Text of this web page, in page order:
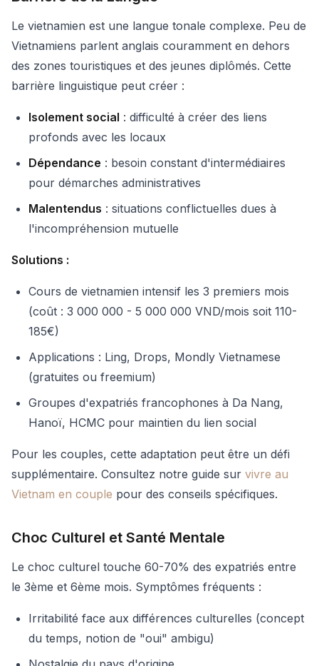
Le vietnamien est une langue tonale complexe. Peu de
Vietnamiens parlent anglais couramment en dehors
des zones touristiques et des jeunes diplômés. Cette
barrière linguistique peut créer :
Isolement social : difficulté à créer des liens
profonds avec les locaux
Dépendance : besoin constant d'intermédiaires
pour démarches administratives
Malentendus : situations conflictuelles dues à
l'incompréhension mutuelle
Solutions :
Cours de vietnamien intensif les 3 premiers mois
(coût : 3 000 000 - 5 000 000 VND/mois soit 110-
185€)
Applications : Ling, Drops, Mondly Vietnamese
(gratuites ou freemium)
Groupes d'expatriés francophones à Da Nang,
Hanoï, HCMC pour maintien du lien social
Pour les couples, cette adaptation peut être un défi
supplémentaire. Consultez notre guide sur vivre au
Vietnam en couple pour des conseils spécifiques.
Choc Culturel et Santé Mentale
Le choc culturel touche 60-70% des expatriés entre
le 3ème et 6ème mois. Symptômes fréquents :
Irritabilité face aux différences culturelles (concept
du temps, notion de "oui" ambigu)